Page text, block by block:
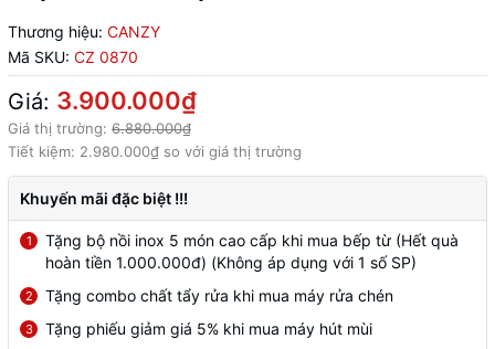
Thương hiệu: CANZY
Mã SKU: CZ 0870
Giá: 3.900.000₫
Giá thị trường: 6.880.000₫
Tiết kiệm: 2.980.000₫ so với giá thị trường
Khuyến mãi đặc biệt !!!
1
Tặng bộ nồi inox 5 món cao cấp khi mua bếp từ (Hết quà
hoàn tiền 1.000.000đ) (Không áp dụng với 1 số SP)
2 Tặng combo chất tẩy rửa khi mua máy rửa chén
3 Tặng phiếu giảm giá 5% khi mua máy hút mùi